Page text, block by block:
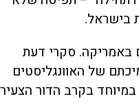
בישראל.
באמריקה. סקרי דעת
של האוונגליסטים
בקרב הדור הצעיר